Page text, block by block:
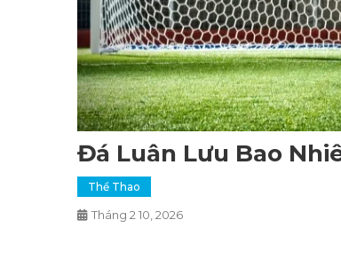
Đá Luân Lưu Bao
Thể Thao
Tháng 2 10, 2026